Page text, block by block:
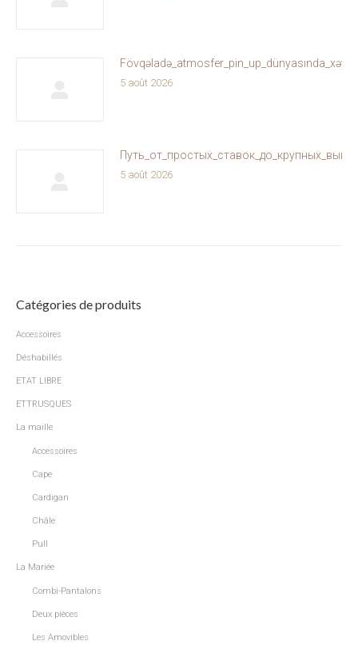
5 août 2026
5 août 2026
Catégories de produits
Accessoires
Déshabillés
ETAT LIBRE
ETTRUSQUES
La maille
Accessoires
Cape
Cardigan
Châle
Pull
La Mariée
Combi-Pantalons
Deux pièces
Les Amovibles